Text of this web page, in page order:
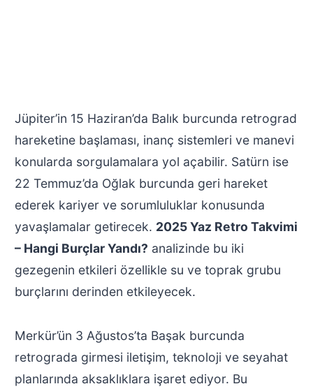
Jüpiter’in 15 Haziran’da Balık burcunda retrograd
hareketine başlaması, inanç sistemleri ve manevi
konularda sorgulamalara yol açabilir. Satürn ise
22 Temmuz’da Oğlak burcunda geri hareket
ederek kariyer ve sorumluluklar konusunda
yavaşlamalar getirecek. 2025 Yaz Retro Takvimi
– Hangi Burçlar Yandı? analizinde bu iki
gezegenin etkileri özellikle su ve toprak grubu
burçlarını derinden etkileyecek.
Merkür’ün 3 Ağustos’ta Başak burcunda
retrograda girmesi iletişim, teknoloji ve seyahat
planlarında aksaklıklara işaret ediyor. Bu